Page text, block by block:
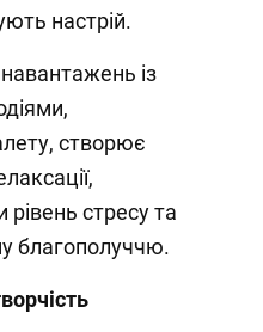
настрій.
із
створює
стресу та
благополуччю.